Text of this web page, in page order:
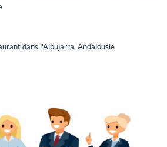
autonome, organisé, vous aimez les défis
dans l'Alpujarra, Andalousie